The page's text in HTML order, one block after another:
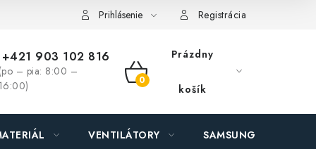
- MEGALED & JANTON Zákamenné Zľavy pre profíkov
Prihlásenie Registrácia
903 102 816
– pia: 8:00 –
NÁKUPNÝ
KOŠÍK
Prázdny
košík
VENTILÁTORY SAMSUNG SVIETIDLÁ